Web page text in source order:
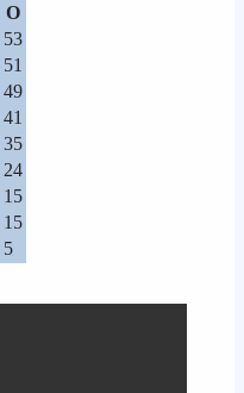
О
53
51
49
41
35
24
15
15
5